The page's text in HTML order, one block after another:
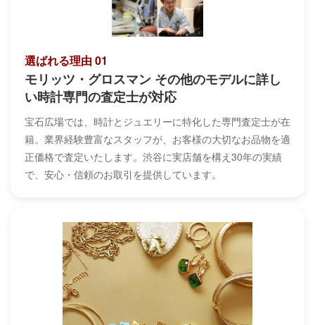
選ばれる理由 01
モリッツ・グロスマン その他のモデルに詳し
い時計専門の査定士が対応
宝石広場では、時計とジュエリーに特化した専門査定士が在
籍。業界経験豊富なスタッフが、お客様の大切なお品物を適
正価格で査定いたします。渋谷に実店舗を構え30年の実績
で、安心・信頼のお取引を提供しています。